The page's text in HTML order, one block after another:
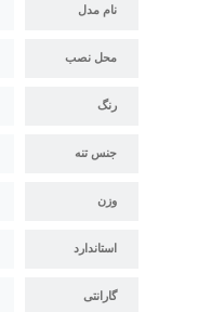
نام مدل
محل نصب
رنگ
جنس تنه
وزن
استاندارد
گارانتی